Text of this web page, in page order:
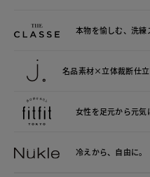
本物を愉しむ、洗練
名品素材×立体裁断仕立
女性を足元から元気
冷えから、 自由に。